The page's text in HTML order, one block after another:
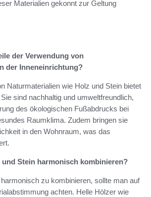
Materialien gekonnt zur Geltung
der Verwendung von
der Inneneinrichtung?
Naturmaterialien wie Holz und Stein bietet
sind nachhaltig und umweltfreundlich,
des ökologischen Fußabdrucks bei
Raumklima. Zudem bringen sie
in den Wohnraum, was das
und Stein harmonisch kombinieren?
zu kombinieren, sollte man auf
achten. Helle Hölzer wie